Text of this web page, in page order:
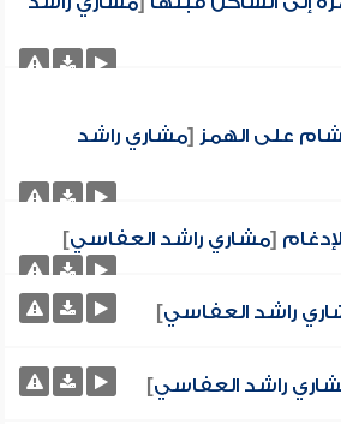
على الهمز [مشاري راشد
[مشاري راشد العفاسي]
راشد العفاسي]
راشد العفاسي]